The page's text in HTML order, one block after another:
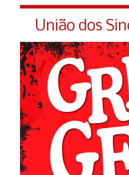
União dos